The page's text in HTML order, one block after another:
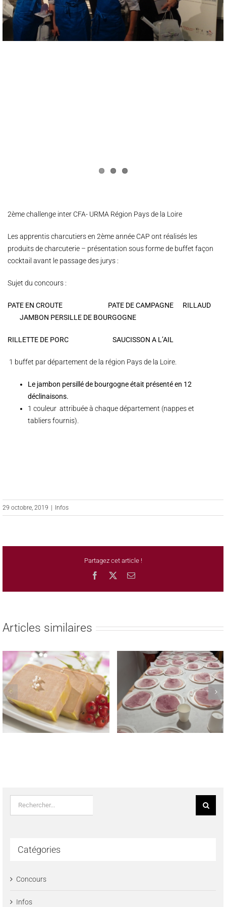
2ème challenge inter CFA- URMA Région Pays de la Loire
Les apprentis charcutiers en 2ème année CAP ont réalisés les
produits de charcuterie – présentation sous forme de buffet façon
cocktail avant le passage des jurys :
Sujet du concours :
PATE EN CROUTE PATE DE CAMPAGNE RILLAUD
JAMBON PERSILLE DE BOURGOGNE
RILLETTE DE PORC SAUCISSON A L’AIL
1 buffet par département de la région Pays de la Loire.
Le jambon persillé de bourgogne était présenté en 12
déclinaisons.
1 couleur attribuée à chaque département (nappes et
tabliers fournis).
29 octobre, 2019 Infos
Partagez cet article !
Facebook Email
Articles similaires
TROPHEE NATIONAL
MEILLEUR JAMBON CUIT
MAISON 2023
REMISE DES PRIX AUX
LAUREATS DES CONCOURS
REGIONAUX FROMAGE DE
TETE & SAUCISSON A L’AIL
FUME LE 22 MAI 2023
Rechercher:
Catégories
Concours
Infos